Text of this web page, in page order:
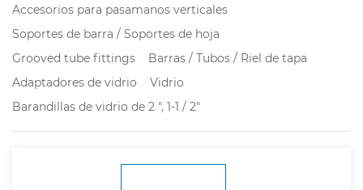
Accesorios para pasamanos verticales
Soportes de barra / Soportes de hoja
Grooved tube fittings
Barras / Tubos / Riel de tapa
Adaptadores de vidrio
Vidrio
Barandillas de vidrio de 2 ", 1-1 / 2"